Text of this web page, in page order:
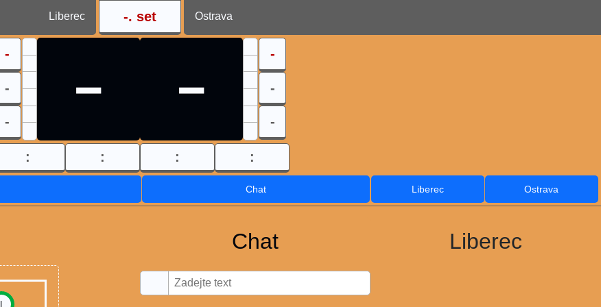
Liberec -. set Ostrava
-
-
-
- - -
-
-
: : : :
Chat Liberec Ostrava
I
Chat Liberec